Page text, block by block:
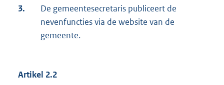
3.
De gemeentesecretaris publiceert de
nevenfuncties via de website van de
gemeente.
Artikel 2.2